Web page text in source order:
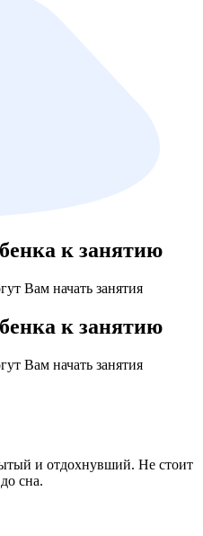
к занятию
Вам начать занятия
к занятию
Вам начать занятия
и отдохнувший. Не стоит
сна.